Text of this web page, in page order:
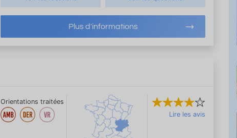
Plus d'informations
Orientations traitées
Lire les avis